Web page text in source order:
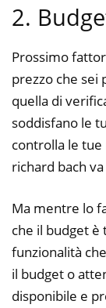
2.
Prossimo
prezzo che sei
quella di
soddisfano le
controlla le
richard bach
Ma mentre lo
che il budget
funzionalità
il budget o
disponibile e